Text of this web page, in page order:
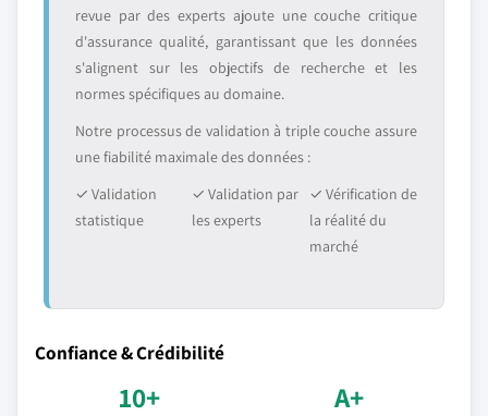
revue par des experts ajoute une couche critique
d'assurance qualité, garantissant que les données
s'alignent sur les objectifs de recherche et les
normes spécifiques au domaine.
Notre processus de validation à triple couche assure
une fiabilité maximale des données :
✓ Validation
statistique
✓ Validation par
les experts
✓ Vérification de
la réalité du
marché
Confiance & Crédibilité
10+ A+